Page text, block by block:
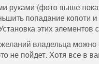
руками (фото выше
попадание копоти и
этих
владельца
не пойдет. Хотя все в